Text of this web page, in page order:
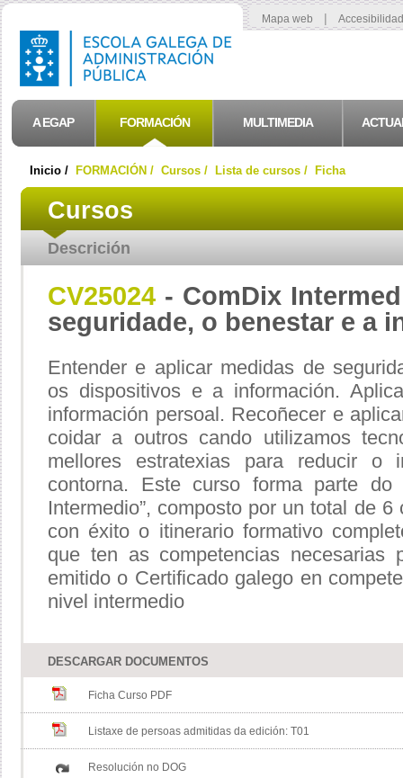
Mapa web |
A EGAP FORMACIÓN MULTIMEDIA
Inicio / FORMACIÓN / Cursos / Lista de cursos / Ficha
Descrición
Cursos
CV25024 - ComDix
seguridade, o benestar e a
Entender e aplicar medidas de
os dispositivos e a información.
información persoal. Recoñecer e
coidar a outros cando utilizamos
mellores estratexias para reducir o
contorna. Este curso forma parte do
Intermedio”, composto por un total de
con éxito o itinerario formativo
que ten as competencias
emitido o Certificado galego en
nivel intermedio
DESCARGAR DOCUMENTOS
Ficha Curso PDF
Listaxe de persoas admitidas da edición: T01
Resolución no DOG